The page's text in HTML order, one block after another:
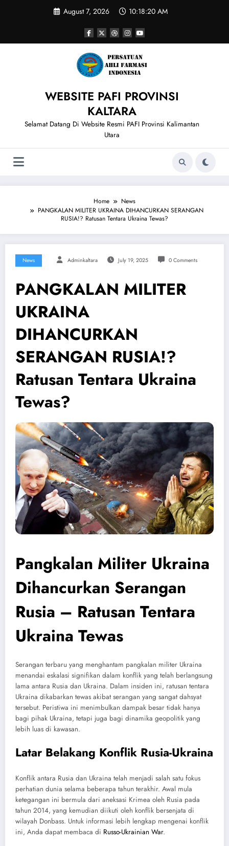
August 7, 2026 10:18:20 AM
WEBSITE PAFI PROVINSI
KALTARA
Selamat Datang Di Website Resmi PAFI Provinsi Kalimantan
Utara
Home
News
PANGKALAN MILITER UKRAINA DIHANCURKAN SERANGAN
RUSIA!? Ratusan Tentara Ukraina Tewas?
News Adminkaltara July 19, 2025 0 Comments
PANGKALAN MILITER
UKRAINA
DIHANCURKAN
SERANGAN RUSIA!?
Ratusan Tentara Ukraina
Tewas?
Pangkalan Militer Ukraina
Dihancurkan Serangan
Rusia – Ratusan Tentara
Ukraina Tewas
Serangan terbaru yang menghantam pangkalan militer Ukraina
menandai eskalasi signifikan dalam konflik yang telah berlangsung
lama antara Rusia dan Ukraina. Dalam insiden ini, ratusan tentara
Ukraina dikabarkan tewas akibat serangan yang sangat dahsyat
tersebut. Peristiwa ini menimbulkan dampak besar tidak hanya
bagi pihak Ukraina, tetapi juga bagi dinamika geopolitik yang
lebih luas di kawasan.
Latar Belakang Konflik Rusia-Ukraina
Konflik antara Rusia dan Ukraina telah menjadi salah satu fokus
perhatian dunia selama beberapa tahun terakhir. Awal mula
ketegangan ini bermula dari aneksasi Krimea oleh Rusia pada
tahun 2014, yang kemudian diikuti oleh konflik bersenjata di
wilayah Donbass. Untuk informasi lebih lengkap mengenai konflik
ini, Anda dapat membaca di Russo-Ukrainian War.